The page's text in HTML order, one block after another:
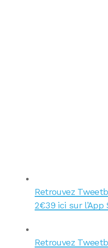
Retrouvez
2€39 ici sur l’App
Retrouvez